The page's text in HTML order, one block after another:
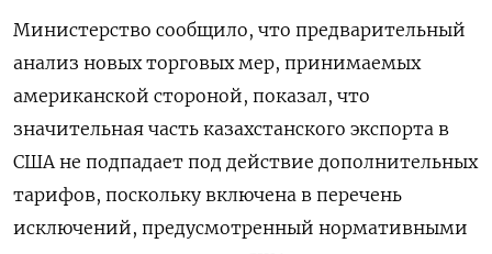
Министерство сообщило, что предварительный
анализ новых торговых мер, принимаемых
американской стороной, показал, что
значительная часть казахстанского экспорта в
США не подпадает под действие дополнительных
тарифов, поскольку включена в перечень
исключений, предусмотренный нормативными